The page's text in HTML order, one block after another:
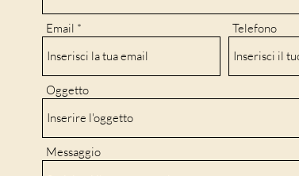
Email Telefono
Oggetto
Messaggio